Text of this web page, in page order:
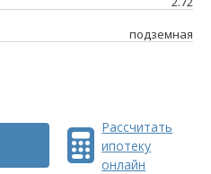
подземная
Рассчитать
ипотеку
онлайн